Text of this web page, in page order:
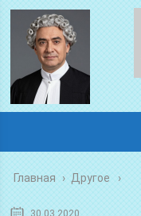
Главная › Другое
30.03.2020